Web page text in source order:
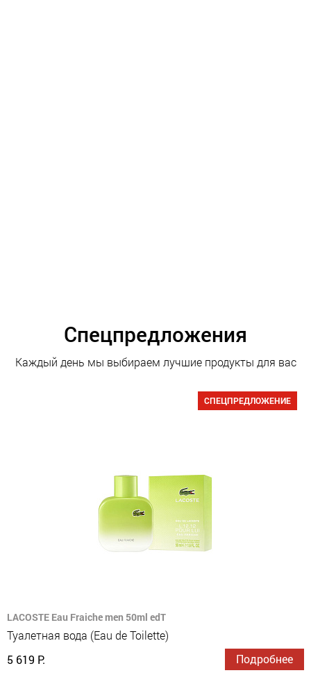
Спецпредложения
Каждый день мы выбираем лучшие продукты для вас
СПЕЦПРЕДЛОЖЕНИЕ
LACOSTE Eau Fraiche men 50ml edT
Туалетная вода (Eau de Toilette)
5 619 Р.
Подробнее